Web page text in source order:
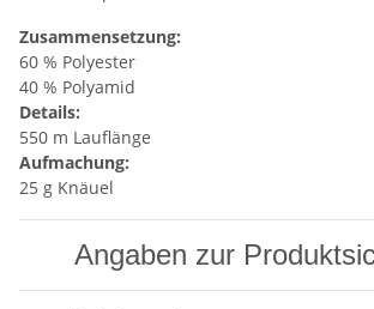
Zusammensetzung:
60 % Polyester
40 % Polyamid
Details:
550 m Lauflänge
Aufmachung:
25 g Knäuel
Angaben zur